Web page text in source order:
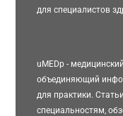
для специалистов
uMEDp -
объединяющий
для практики.
специальностям,